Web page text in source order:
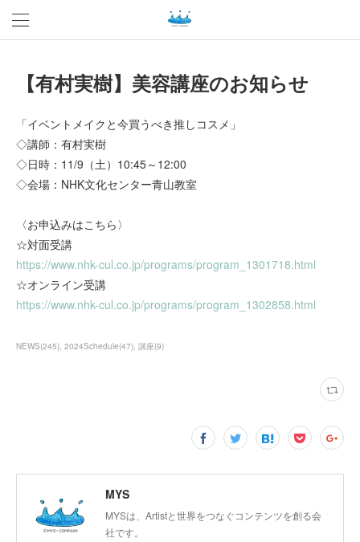
【有村実樹】美容講座のお知らせ
「イベントメイクと今買うべき推しコスメ」
◇講師：有村実樹
◇日時：11/9（土）10:45～12:00
◇会場：NHK文化センター青山教室
〈お申込みはこちら〉
☆対面受講
https://www.nhk-cul.co.jp/programs/program_1301718.html
☆オンライン受講
https://www.nhk-cul.co.jp/programs/program_1302858.html
NEWS(245) 2024Schedule(47) 講座(9)
MYS
MYSは、Artistと世界をつなぐコンテンツを創る会
社です。